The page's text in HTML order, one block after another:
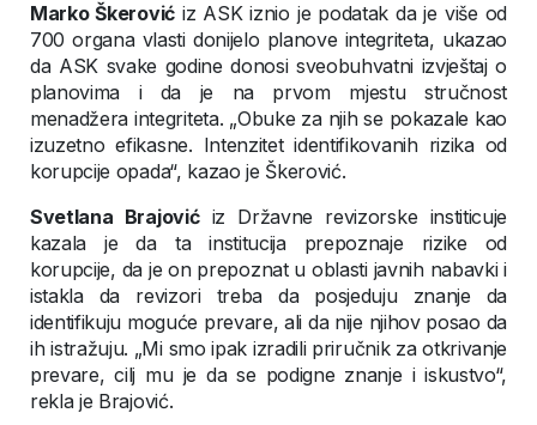
Marko Škerovićiz ASK iznio je podatak da je više od
700 organa vlasti donijelo planove integriteta, ukazao
da ASK svake godine donosi sveobuhvatni izvještaj o
planovima i da je na prvom mjestu stručnost
menadžera integriteta. „Obuke za njih se pokazale kao
izuzetno efikasne. Intenzitet identifikovanih rizika od
korupcije opada“, kazao je Škerović.
Svetlana Brajovićiz Državne revizorske institicuje
kazala je da ta institucija prepoznaje rizike od
korupcije, da je on prepoznat u oblasti javnih nabavki i
istakla da revizori treba da posjeduju znanje da
identifikuju moguće prevare, ali da nije njihov posao da
ih istražuju. „Mi smo ipak izradili priručnik za otkrivanje
prevare, cilj mu je da se podigne znanje i iskustvo“,
rekla je Brajović.